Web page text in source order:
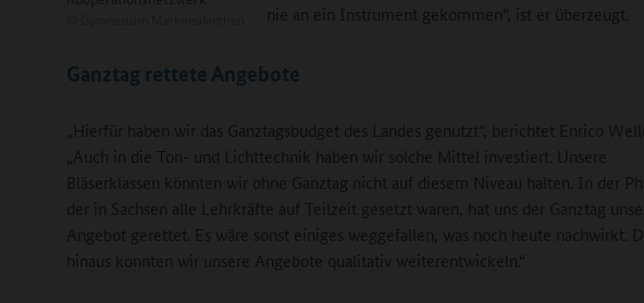
nie an ein Instrument gekommen“, ist er überzeugt.
Ganztag rettete Angebote
„Hierfür haben wir das Ganztagsbudget des Landes genutzt“, berichtet Enrico
„Auch in die Ton- und Lichttechnik haben wir solche Mittel investiert. Unsere
Bläserklassen könnten wir ohne Ganztag nicht auf diesem Niveau halten. In der
der in Sachsen alle Lehrkräfte auf Teilzeit gesetzt waren, hat uns der Ganztag unser
Angebot gerettet. Es wäre sonst einiges weggefallen, was noch heute nachwirkt.
hinaus konnten wir unsere Angebote qualitativ weiterentwickeln.“